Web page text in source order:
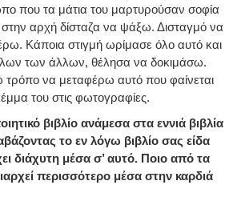
που τα μάτια του μαρτυρούσαν σοφία
αρχή δίσταζα να ψάξω. Δισταγμό να
Κάποια στιγμή ωρίμασε όλο αυτό και
των άλλων, θέλησα να δοκιμάσω.
να μεταφέρω αυτό που φαίνεται
του στις φωτογραφίες.
βιβλίο ανάμεσα στα εννιά βιβλία
το εν λόγω βιβλίο σας είδα
διάχυτη μέσα σ’ αυτό. Ποιο από τα
περισσότερο μέσα στην καρδιά